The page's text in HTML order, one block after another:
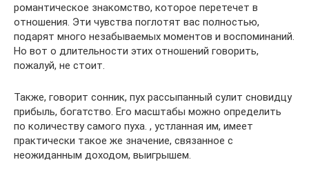
романтическое знакомство, которое перетечет в
отношения. Эти чувства поглотят вас полностью,
подарят много незабываемых моментов и воспоминаний.
Но вот о длительности этих отношений говорить,
пожалуй, не стоит.
Также, говорит сонник, пух рассыпанный сулит сновидцу
прибыль, богатство. Его масштабы можно определить
по количеству самого пуха. , устланная им, имеет
практически такое же значение, связанное с
неожиданным доходом, выигрышем.